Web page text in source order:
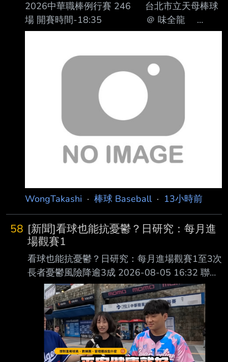
2026中華職棒例行賽 246 台北市立天母棒球
場 開賽時間-18:35 ＠ 味全龍
｜ ＣＦ 邱智呈 ＣＦ
吉撈‧鞏冠 ＬＦ 陳傑憲 １Ｂ
朱育賢 １Ｂ 林子豪 ３Ｂ 劉基
鴻 ＤＨ 朱迦恩 ２Ｂ 劉俊緯
３Ｂ 潘傑楷 ＳＳ 張政禹 ２
Ｂ 全紹凱 ＲＦ 王順和 Ｃ
陳重羽 Ｃ 林辰勳 ＳＳ 林泓
弦 ＬＦ 陳子豪
WongTakashi · 棒球 Baseball· 13小時前
58 [新聞]看球也能抗憂鬱？日研究：每月進
場觀賽1
看球也能抗憂鬱？日研究：每月進場觀賽1至3次
長者憂鬱風險降逾3成 2026-08-05 16:32 聯合
報／ 記者 廖靜清／台北即時報導 台灣已邁入超
高齡社會，除了慢性病，長者心理健康也成為不
可忽視的課題。醫師提醒， 老年憂鬱症常被誤
以為只是「老了、心情不好」，甚至可能因記憶
力衰退、反應變慢，被 誤診為失智症。最新日
本研究發現，除了規律運動，觀看運動賽事、走